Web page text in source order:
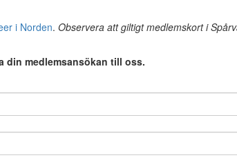
i Norden. Observera att giltigt medlemskort i
din medlemsansökan till oss.